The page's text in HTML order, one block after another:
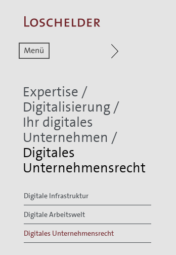
Expertise /
Digitalisierung /
Ihr digitales
Unternehmen /
Digitales
Unternehmensrecht
Digitale Infrastruktur
Digitale Arbeitswelt
Digitales Unternehmensrecht